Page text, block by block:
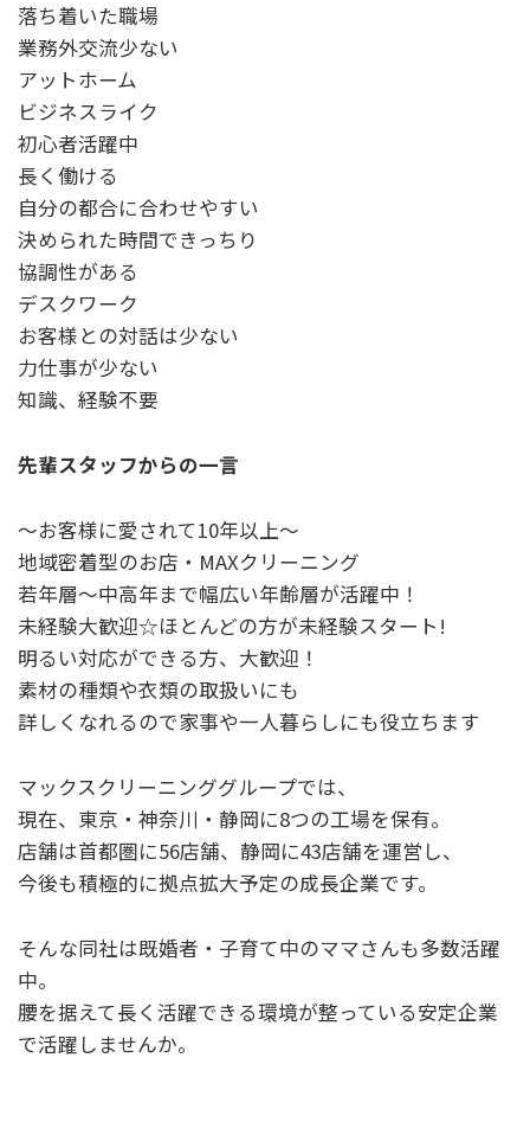
落ち着いた職場
業務外交流少ない
アットホーム
ビジネスライク
初心者活躍中
長く働ける
自分の都合に合わせやすい
決められた時間できっちり
協調性がある
デスクワーク
お客様との対話は少ない
力仕事が少ない
知識、経験不要
先輩スタッフからの一言
～お客様に愛されて10年以上～
地域密着型のお店・MAXクリーニング
若年層～中高年まで幅広い年齢層が活躍中！
未経験大歓迎☆ほとんどの方が未経験スタート!
明るい対応ができる方、大歓迎！
素材の種類や衣類の取扱いにも
詳しくなれるので家事や一人暮らしにも役立ちます
マックスクリーニンググループでは、
現在、東京・神奈川・静岡に8つの工場を保有。
店舗は首都圏に56店舗、静岡に43店舗を運営し、
今後も積極的に拠点拡大予定の成長企業です。
そんな同社は既婚者・子育て中のママさんも多数活躍
中。
腰を据えて長く活躍できる環境が整っている安定企業
で活躍しませんか。